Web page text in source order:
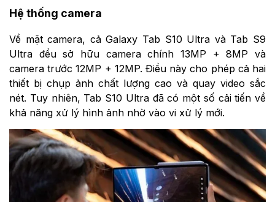
Hệ thống camera
Về mặt camera, cả Galaxy Tab S10 Ultra và Tab S9
Ultra đều sở hữu camera chính 13MP + 8MP và
camera trước 12MP + 12MP. Điều này cho phép cả hai
thiết bị chụp ảnh chất lượng cao và quay video sắc
nét. Tuy nhiên, Tab S10 Ultra đã có một số cải tiến về
khả năng xử lý hình ảnh nhờ vào vi xử lý mới.